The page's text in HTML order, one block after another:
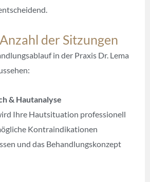
der Sitzungen
in der Praxis Dr. Lema
& Hautanalyse
Ihre Hautsituation professionell
Kontraindikationen
und das Behandlungskonzept